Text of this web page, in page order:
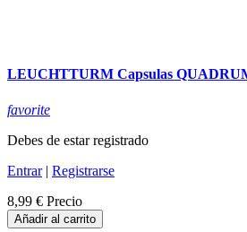
LEUCHTTURM Capsulas
favorite
Debes de estar registrado
Entrar| Registrarse
8,99 € Precio
Añadir al carrito